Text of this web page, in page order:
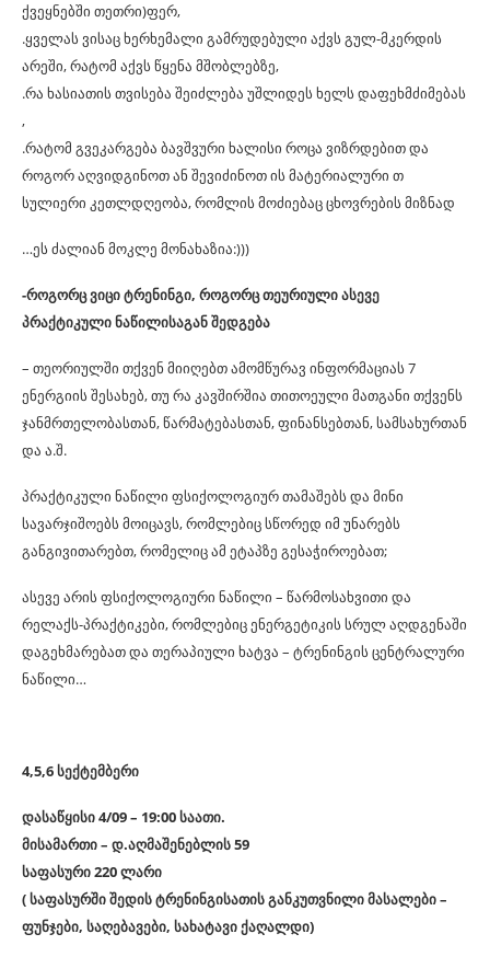
ქვეყნებში თეთრი)ფერ,
.ყველას ვისაც ხერხემალი გამრუდებული აქვს გულ-მკერდის
არეში, რატომ აქვს წყენა მშობლებზე,
.რა ხასიათის თვისება შეიძლება უშლიდეს ხელს დაფეხმძიმებას
,
.რატომ გვეკარგება ბავშვური ხალისი როცა ვიზრდებით და
როგორ აღვიდგინოთ ან შევიძინოთ ის მატერიალური თ
სულიერი კეთლდღეობა, რომლის მოძიებაც ცხოვრების მიზნად
…ეს ძალიან მოკლე მონახაზია:)))
-როგორც ვიცი ტრენინგი, როგორც თეურიული ასევე
პრაქტიკული ნაწილისაგან შედგება
– თეორიულში თქვენ მიიღებთ ამომწურავ ინფორმაციას 7
ენერგიის შესახებ,თუ რა კავშირშია თითოეული მათგანი თქვენს
ჯანმრთელობასთან, წარმატებასთან, ფინანსებთან, სამსახურთან
და ა.შ.
პრაქტიკული ნაწილი ფსიქოლოგიურ თამაშებს და მინი
სავარჯიშოებს მოიცავს, რომლებიც სწორედ იმ უნარებს
განგივითარებთ, რომელიც ამ ეტაპზე გესაჭიროებათ;
ასევე არის ფსიქოლოგიური ნაწილი – წარმოსახვითი და
რელაქს-პრაქტიკები, რომლებიც ენერგეტიკის სრულ აღდგენაში
დაგეხმარებათ და თერაპიული ხატვა – ტრენინგის ცენტრალური
ნაწილი…
4,5,6 სექტემბერი
დასაწყისი 4/09 – 19:00 საათი.
მისამართი – დ.აღმაშენებლის 59
საფასური 220 ლარი
( საფასურში შედის ტრენინგისათის განკუთვნილი მასალები –
ფუნჯები, საღებავები, სახატავი ქაღალდი)